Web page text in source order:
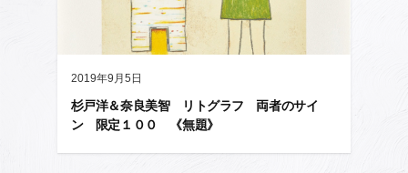
2019年9月5日
杉戸洋＆奈良美智 リトグラフ 両者のサイ
ン 限定１００ 《無題》